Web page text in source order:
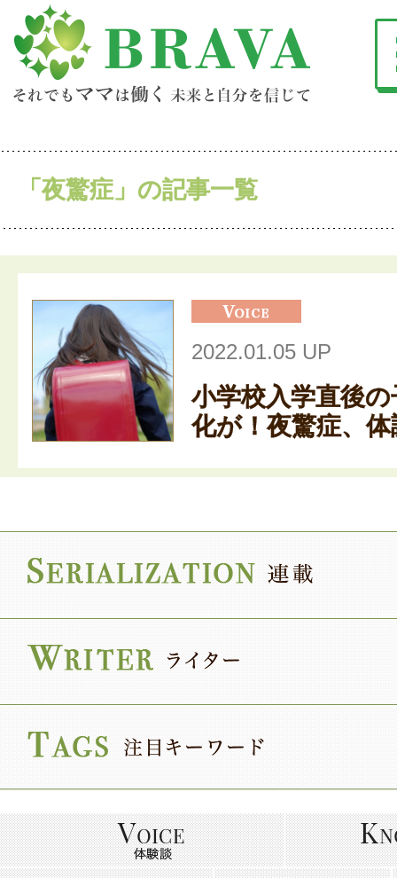
「夜驚症」の記事一覧
2022.01.05 UP
小学校入学直後
化が！夜驚症、体